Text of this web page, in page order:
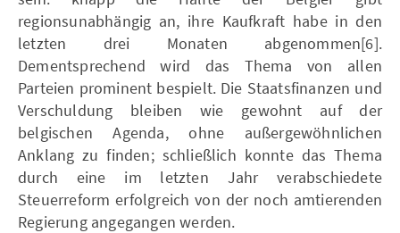
regionsunabhängig an, ihre Kaufkraft habe in den
letzten drei Monaten abgenommen[6].
Dementsprechend wird das Thema von allen
Parteien prominent bespielt. Die Staatsfinanzen und
Verschuldung bleiben wie gewohnt auf der
belgischen Agenda, ohne außergewöhnlichen
Anklang zu finden; schließlich konnte das Thema
durch eine im letzten Jahr verabschiedete
Steuerreform erfolgreich von der noch amtierenden
Regierung angegangen werden.